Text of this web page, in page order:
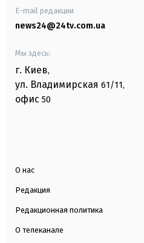
E-mail редакции
news24@24tv.com.ua
Мы здесь:
г. Киев,
ул. Владимирская 61/11,
офис 50
О нас
Редакция
Редакционная политика
О телеканале